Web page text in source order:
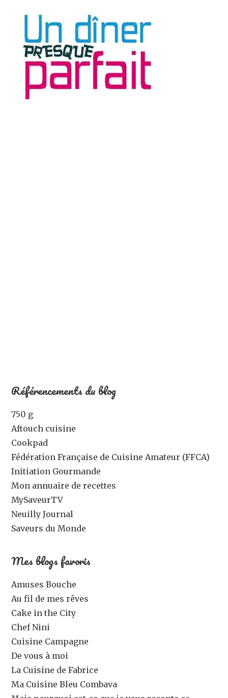
Référencements du blog
750 g
Aftouch cuisine
Cookpad
Fédération Française de Cuisine Amateur (FFCA)
Initiation Gourmande
Mon annuaire de recettes
MySaveurTV
Neuilly Journal
Saveurs du Monde
Mes blogs favoris
Amuses Bouche
Au fil de mes rêves
Cake in the City
Chef Nini
Cuisine Campagne
De vous à moi
La Cuisine de Fabrice
Ma Cuisine Bleu Combava